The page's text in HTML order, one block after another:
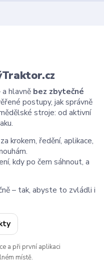
hlavně bez zbytečné
postupy, jak správně
stroje: od aktivní
krokem, ředění, aplikace,
kdy po čem sáhnout, a
– tak, abyste to zvládli i
a při první aplikaci
místě.